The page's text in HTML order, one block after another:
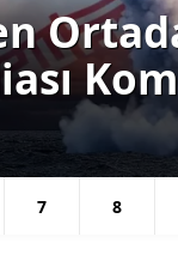
Ara
7 8